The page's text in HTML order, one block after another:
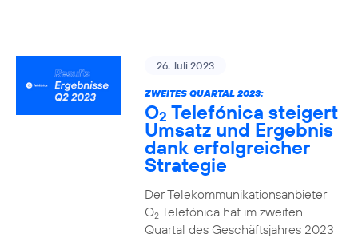
26. Juli 2023
ZWEITES QUARTAL 2023:
O2 Telefónica steigert
Umsatz und Ergebnis
dank erfolgreicher
Strategie
Der Telekommunikationsanbieter
O2Telefónica hat im zweiten
Quartal des Geschäftsjahres 2023